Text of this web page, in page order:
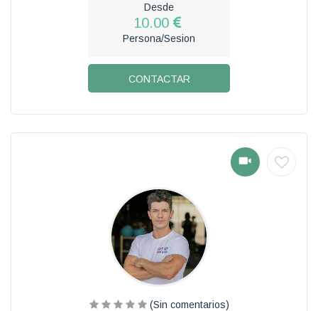
Desde
10.00
Persona/Sesion
CONTACTAR
(Sin comentarios)